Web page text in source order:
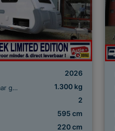
2026
Max. toelaatbaar gewicht 1.300 kg
2
595 cm
220 cm